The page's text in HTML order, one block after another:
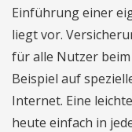
Einführung einer
liegt vor.
für alle Nutzer
Beispiel auf
Internet. Eine
heute einfach in